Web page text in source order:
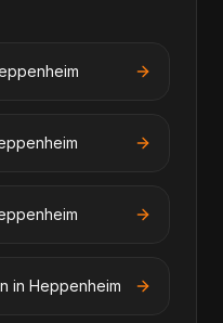
in Heppenheim